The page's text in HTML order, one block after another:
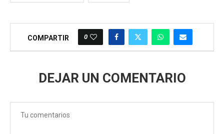
COMPARTIR 0
DEJAR UN COMENTARIO